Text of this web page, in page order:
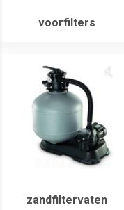
voorfilters
zandfiltervaten